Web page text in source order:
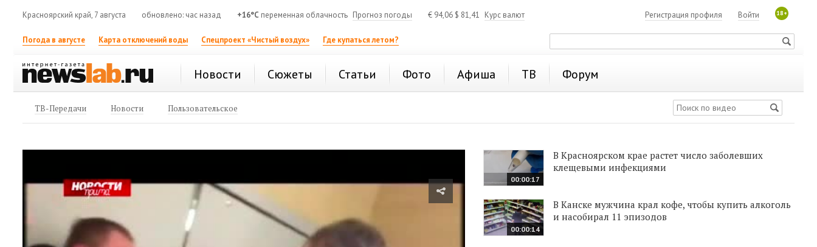
Красноярский край, 7 августа обновлено: час назад +16°C переменная облачность Прогноз погоды € 94,06 $ 81,41 Курс валют 18+
Войти
Регистрация профиля
Погода в августе Карта отключений воды Спецпроект «Чистый воздух» Где купаться летом?
Новости Сюжеты Статьи Фото Афиша ТВ Форум
ТВ-Передачи Новости Пользовательское
00:00:17
В Красноярском крае растет число заболевших
клещевыми инфекциями
00:00:14
В Канске мужчина крал кофе, чтобы купить алкоголь
и насобирал 11 эпизодов